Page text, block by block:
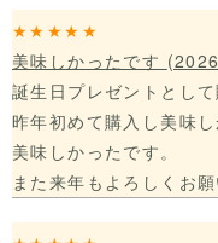
★★★★★
美味しかったです
誕生日プレゼントとして
昨年初めて購入し美味
美味しかったです。
また来年もよろしくお願